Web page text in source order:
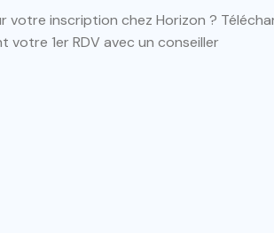
votre inscription chez Horizon ?
votre 1er RDV avec un conseiller